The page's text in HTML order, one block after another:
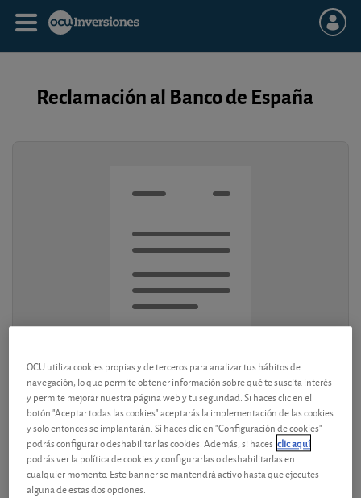
Reclamación al Banco de España
Modelo de documentos
Última actualización-lunes, 6 de julio de 2026
Contenido premium
OCU utiliza cookies propias y de terceros para analizar tus hábitos de
navegación, lo que permite obtener información sobre qué te suscita interés
y permite mejorar nuestra página web y tu seguridad. Si haces clic en el
botón "Aceptar todas las cookies" aceptarás la implementación de las cookies
y solo entonces se implantarán. Si haces clic en "Configuración de cookies"
podrás configurar o deshabilitar las cookies. Además, si haces clic aquí
podrás ver la política de cookies y configurarlas o deshabilitarlas en
cualquier momento. Este banner se mantendrá activo hasta que ejecutes
alguna de estas dos opciones.